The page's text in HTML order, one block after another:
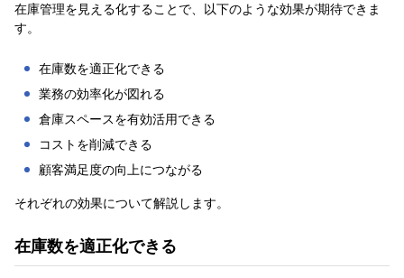
在庫管理を見える化することで、以下のような効果が期待できま
す。
在庫数を適正化できる
業務の効率化が図れる
倉庫スペースを有効活用できる
コストを削減できる
顧客満足度の向上につながる
それぞれの効果について解説します。
在庫数を適正化できる